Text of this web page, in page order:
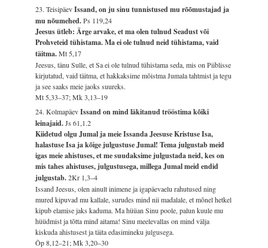
23. TeisipäevIssand, on ju sinu tunnistused mu rõõmustajad ja
mu nõumehed.Ps 119,24
Jeesus ütleb: Ärge arvake, et ma olen tulnud Seadust või
Prohveteid tühistama. Ma ei ole tulnud neid tühistama, vaid
täitma.Mt 5,17
Jeesus, tänu Sulle, et Sa ei ole tulnud tühistama seda, mis on Piiblisse
kirjutatud, vaid täitma, et hakkaksime mõistma Jumala tahtmist ja tegu
ja see saaks meie jaoks suureks.
Mt 5,33–37; Mk 3,13–19
24. KolmapäevIssand on mind läkitanud trööstima kõiki
leinajaid.Js 61,1.2
Kiidetud olgu Jumal ja meie Issanda Jeesuse Kristuse Isa,
halastuse Isa ja kõige julgustuse Jumal! Tema julgustab meid
igas meie ahistuses, et me suudaksime julgustada neid, kes on
mis tahes ahistuses, julgustusega, millega Jumal meid endid
julgustab.2Kr 1,3–4
Issand Jeesus, olen ainult inimene ja igapäevaelu rahutused ning
mured kipuvad mu kallale, surudes mind nii madalale, et mõnel hetkel
kipub elamise jaks kaduma. Ma hüüan Sinu poole, palun kuule mu
hüüdmist ja tõtta mind aitama! Sinu meelevallas on mind välja
kiskuda ahistusest ja täita edasimineku julgusega.
Õp 8,12–21; Mk 3,20–30